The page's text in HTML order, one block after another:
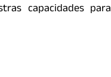
capacidades para